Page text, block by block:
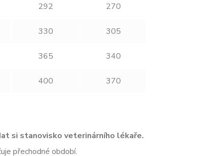
292 270
330 305
365 340
400 370
si stanovisko veterinárního lékaře.
přechodné období.